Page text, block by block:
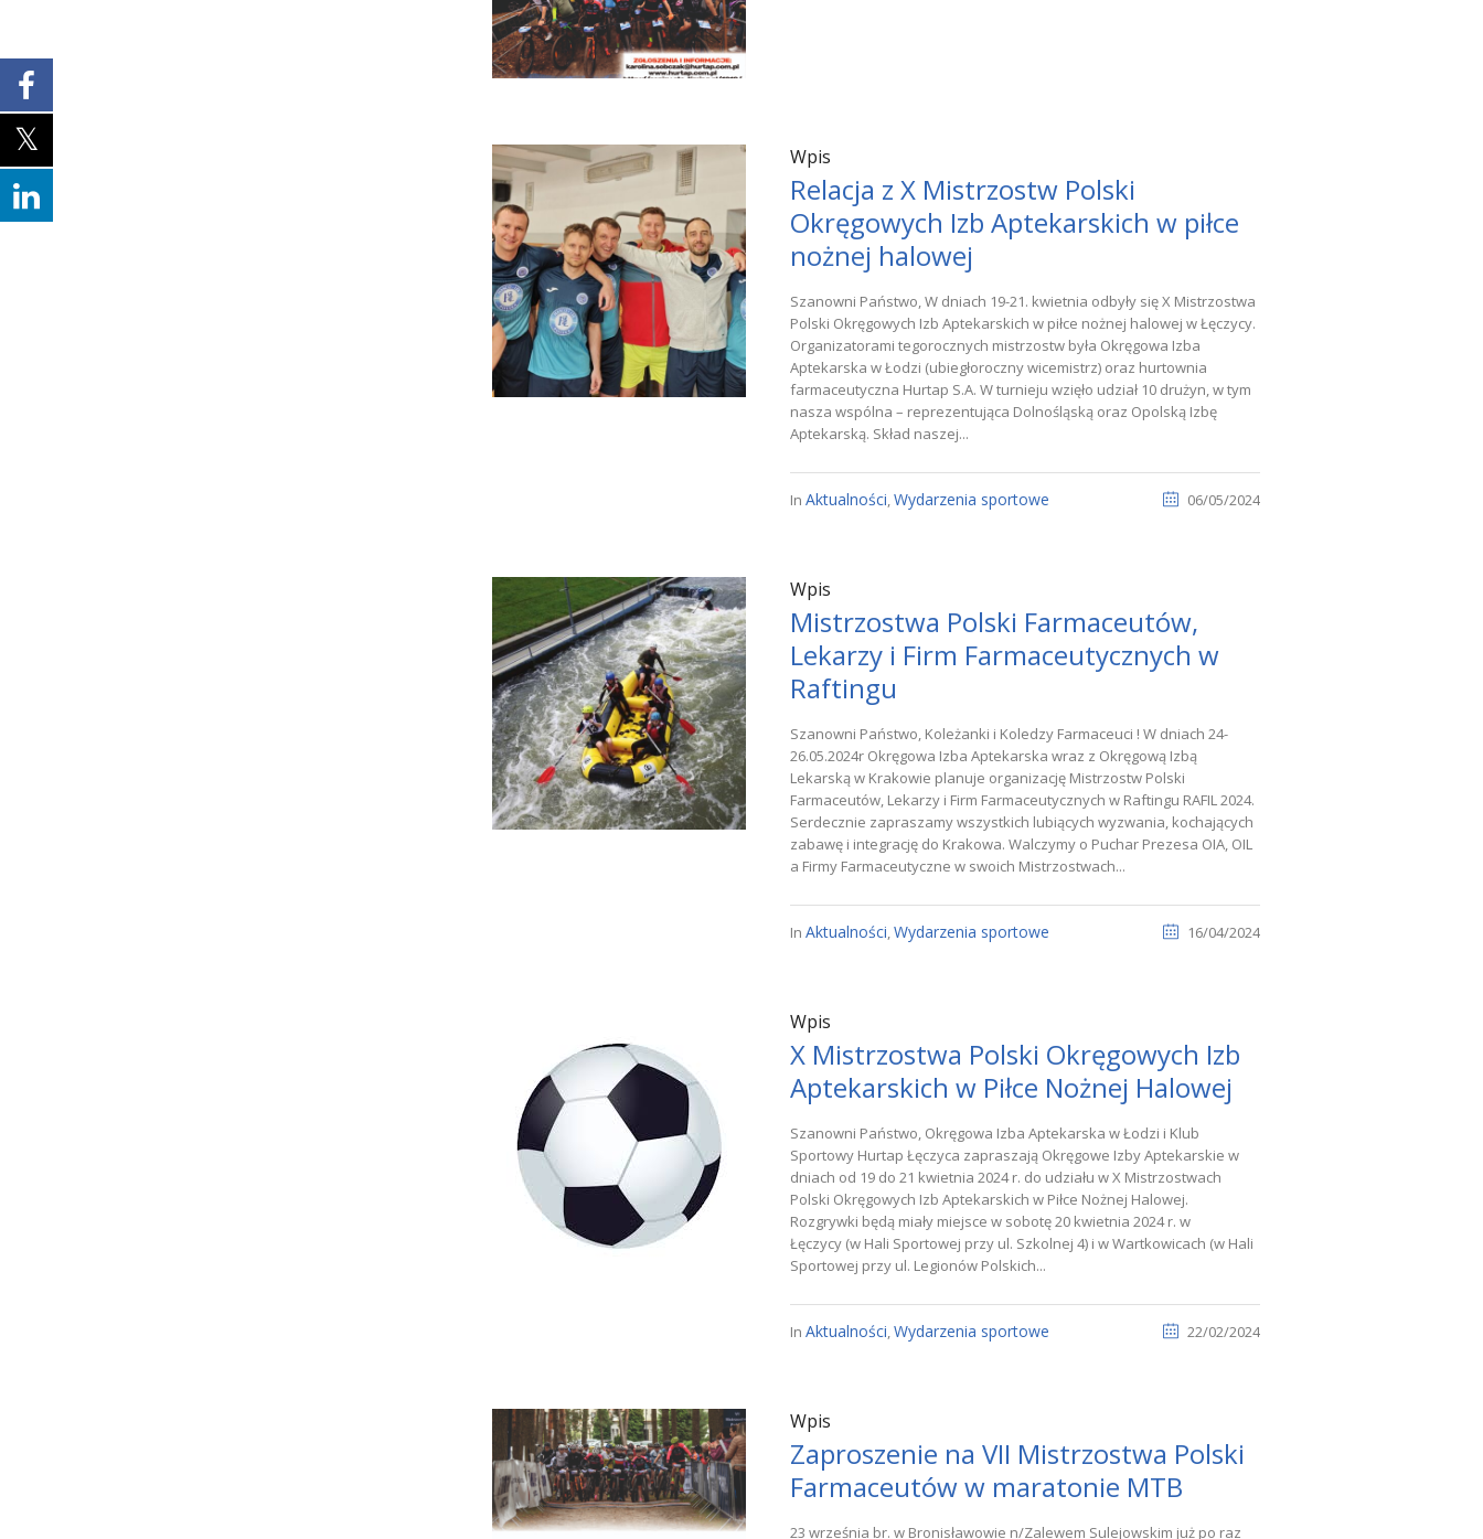
Wpis
Relacja z X Mistrzostw Polski
Okręgowych Izb Aptekarskich w piłce
nożnej halowej
Szanowni Państwo, W dniach 19-21. kwietnia odbyły się X Mistrzostwa
Polski Okręgowych Izb Aptekarskich w piłce nożnej halowej w Łęczycy.
Organizatorami tegorocznych mistrzostw była Okręgowa Izba
Aptekarska w Łodzi (ubiegłoroczny wicemistrz) oraz hurtownia
farmaceutyczna Hurtap S.A. W turnieju wzięło udział 10 drużyn, w tym
nasza wspólna – reprezentująca Dolnośląską oraz Opolską Izbę
Aptekarską. Skład naszej...
06/05/2024
In Aktualności Wydarzenia sportowe
Wpis
Mistrzostwa Polski Farmaceutów,
Lekarzy i Firm Farmaceutycznych w
Raftingu
Szanowni Państwo, Koleżanki i Koledzy Farmaceuci ! W dniach 24-
26.05.2024r Okręgowa Izba Aptekarska wraz z Okręgową Izbą
Lekarską w Krakowie planuje organizację Mistrzostw Polski
Farmaceutów, Lekarzy i Firm Farmaceutycznych w Raftingu RAFIL 2024.
Serdecznie zapraszamy wszystkich lubiących wyzwania, kochających
zabawę i integrację do Krakowa. Walczymy o Puchar Prezesa OIA, OIL
a Firmy Farmaceutyczne w swoich Mistrzostwach...
16/04/2024
In Aktualności Wydarzenia sportowe
Wpis
X Mistrzostwa Polski Okręgowych Izb
Aptekarskich w Piłce Nożnej Halowej
Szanowni Państwo, Okręgowa Izba Aptekarska w Łodzi i Klub
Sportowy Hurtap Łęczyca zapraszają Okręgowe Izby Aptekarskie w
dniach od 19 do 21 kwietnia 2024 r. do udziału w X Mistrzostwach
Polski Okręgowych Izb Aptekarskich w Piłce Nożnej Halowej.
Rozgrywki będą miały miejsce w sobotę 20 kwietnia 2024 r. w
Łęczycy (w Hali Sportowej przy ul. Szkolnej 4) i w Wartkowicach (w Hali
Sportowej przy ul. Legionów Polskich...
22/02/2024
In Aktualności Wydarzenia sportowe
Wpis
Zaproszenie na VII Mistrzostwa Polski
Farmaceutów w maratonie MTB
23 września br. w Bronisławowie n/Zalewem Sulejowskim już po raz